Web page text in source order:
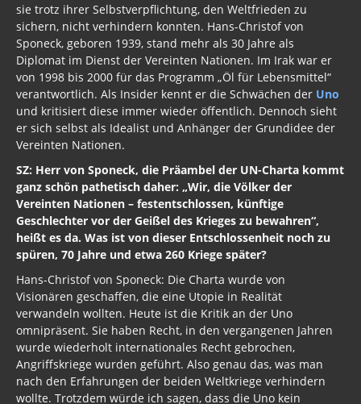
sie trotz ihrer Selbstverpflichtung, den Weltfrieden zu
sichern, nicht verhindern konnten. Hans-Christof von
Sponeck, geboren 1939, stand mehr als 30 Jahre als
Diplomat im Dienst der Vereinten Nationen. Im Irak war er
von 1998 bis 2000 für das Programm „Öl für Lebensmittel“
verantwortlich. Als Insider kennt er die Schwächen der Uno
und kritisiert diese immer wieder öffentlich. Dennoch sieht
er sich selbst als Idealist und Anhänger der Grundidee der
Vereinten Nationen.
SZ: Herr von Sponeck, die Präambel der UN-Charta kommt
ganz schön pathetisch daher: „Wir, die Völker der
Vereinten Nationen – festentschlossen, künftige
Geschlechter vor der Geißel des Krieges zu bewahren“,
heißt es da. Was ist von dieser Entschlossenheit noch zu
spüren, 70 Jahre und etwa 260 Kriege später?
Hans-Christof von Sponeck: Die Charta wurde von
Visionären geschaffen, die eine Utopie in Realität
verwandeln wollten. Heute ist die Kritik an der Uno
omnipräsent. Sie haben Recht, in den vergangenen Jahren
wurde wiederholt internationales Recht gebrochen,
Angriffskriege wurden geführt. Also genau das, was man
nach den Erfahrungen der beiden Weltkriege verhindern
wollte. Trotzdem würde ich sagen, dass die Uno kein